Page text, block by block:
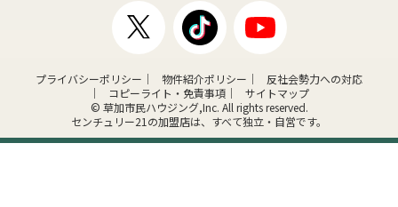
プライバシーポリシー 物件紹介ポリシー
反社会勢力への対応
コピーライト・免責事項
サイトマップ
© 草加市民ハウジング,Inc. All rights reserved.
センチュリー21の加盟店は、すべて独立・自営です。